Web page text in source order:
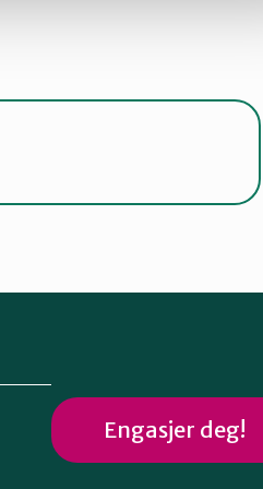
Engasjer deg!